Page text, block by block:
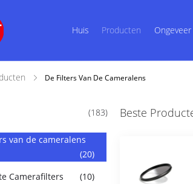
Huis Producten
De Filters Van De Cameralens
(183)
van de cameralens
(20)
Camerafilters
(10)
Beste